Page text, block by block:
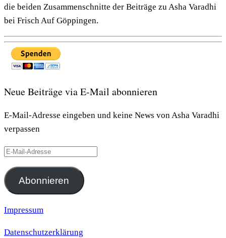
die beiden Zusammenschnitte der Beiträge zu Asha Varadhi
bei Frisch Auf Göppingen.
Neue Beiträge via E-Mail abonnieren
E-Mail-Adresse eingeben und keine News von Asha Varadhi
verpassen
E-
AdresseAbonnieren
Impressum
Datenschutzerklärung